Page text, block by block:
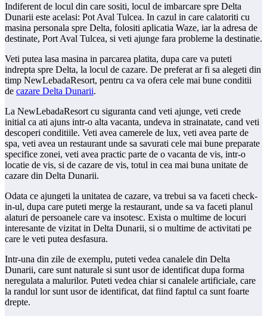
Indiferent de locul din care sositi, locul de imbarcare spre Delta
Dunarii este acelasi: Pot Aval Tulcea. In cazul in care calatoriti cu
masina personala spre Delta, folositi aplicatia Waze, iar la adresa de
destinate, Port Aval Tulcea, si veti ajunge fara probleme la destinatie.
Veti putea lasa masina in parcarea platita, dupa care va puteti
indrepta spre Delta, la locul de cazare. De preferat ar fi sa alegeti din
timp NewLebadaResort, pentru ca va ofera cele mai bune conditii
de cazare Delta Dunarii.
La NewLebadaResort cu siguranta cand veti ajunge, veti crede
initial ca ati ajuns intr-o alta vacanta, undeva in strainatate, cand veti
descoperi conditiile. Veti avea camerele de lux, veti avea parte de
spa, veti avea un restaurant unde sa savurati cele mai bune preparate
specifice zonei, veti avea practic parte de o vacanta de vis, intr-o
locatie de vis, si de cazare de vis, totul in cea mai buna unitate de
cazare din Delta Dunarii.
Odata ce ajungeti la unitatea de cazare, va trebui sa va faceti check-
in-ul, dupa care puteti merge la restaurant, unde sa va faceti planul
alaturi de persoanele care va insotesc. Exista o multime de locuri
interesante de vizitat in Delta Dunarii, si o multime de activitati pe
care le veti putea desfasura.
Intr-una din zile de exemplu, puteti vedea canalele din Delta
Dunarii, care sunt naturale si sunt usor de identificat dupa forma
neregulata a malurilor. Puteti vedea chiar si canalele artificiale, care
la randul lor sunt usor de identificat, dat fiind faptul ca sunt foarte
drepte.